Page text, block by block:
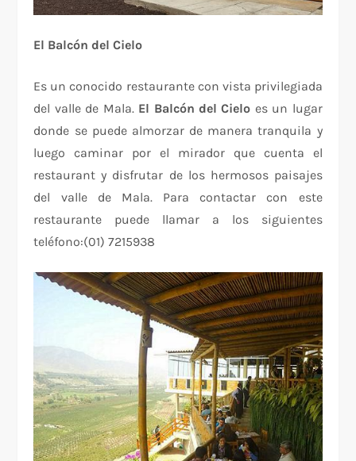
El Balcón del Cielo
Es un conocido restaurante con vista privilegiada
del valle de Mala.El Balcón del Cielo es un lugar
donde se puede almorzar de manera tranquila y
luego caminar por el mirador que cuenta el
restaurant y disfrutar de los hermosos paisajes
del valle de Mala. Para contactar con este
restaurante puede llamar a los siguientes
teléfono:(01) 7215938